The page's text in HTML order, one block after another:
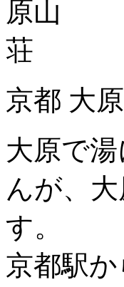
京都 大
大原で
んが、
す。
京都駅